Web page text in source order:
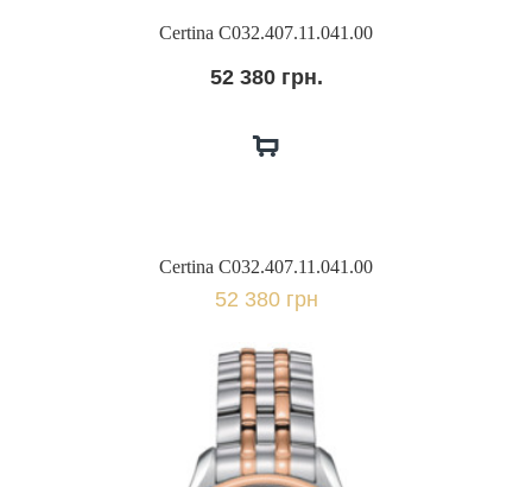
Certina C032.407.11.041.00
52 380 грн.
Certina C032.407.11.041.00
52 380 грн